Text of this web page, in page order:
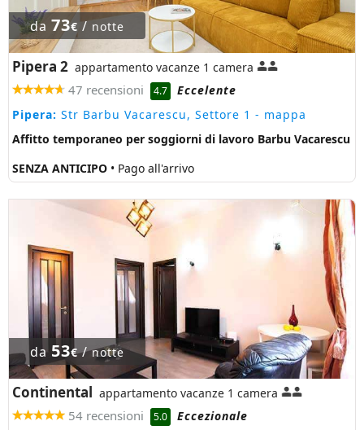
da 73€ / notte
Pipera 2 appartamento vacanze 1 camera
47 recensioni 4.7
Eccelente
Pipera: Str Barbu Vacarescu, Settore 1 - mappa
Affitto temporaneo per soggiorni di lavoro Barbu Vacarescu
SENZA ANTICIPO • Pago all'arrivo
da 53€/notte
Continental appartamento vacanze 1 camera
54 recensioni 5.0
Eccezionale